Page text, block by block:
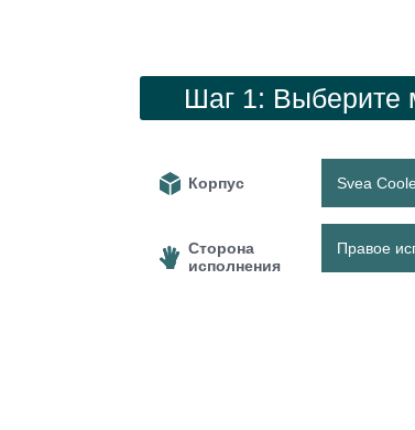
Шаг 1: Выберите
Корпус
Сторона
исполнения